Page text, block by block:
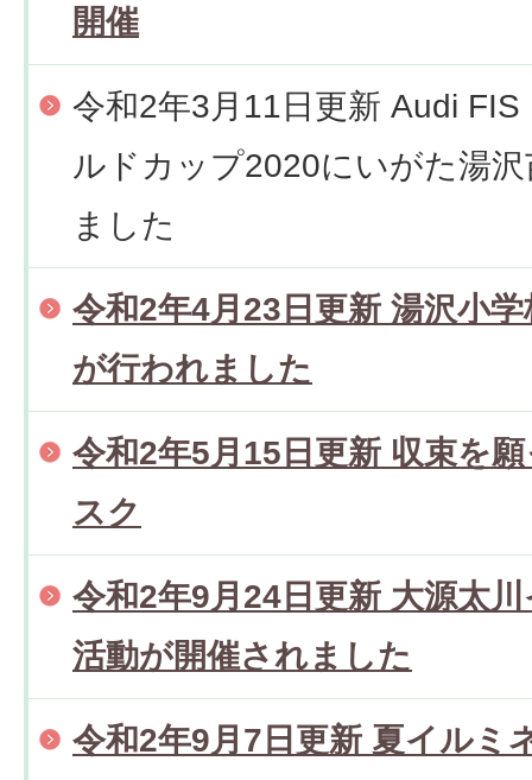
開催
令和2年3月11日更新 Audi
ルドカップ2020にいがた湯
ました
令和2年4月23日更新 湯沢小
が行われました
令和2年5月15日更新 収束を
スク
令和2年9月24日更新 大源太
活動が開催されました
令和2年9月7日更新 夏イルミ